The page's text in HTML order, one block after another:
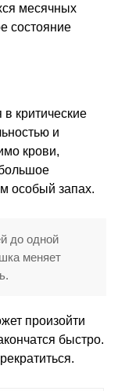
месячных
состояние
критические
и
крови,
особый запах.
до одной
меняет
произойти
быстро.